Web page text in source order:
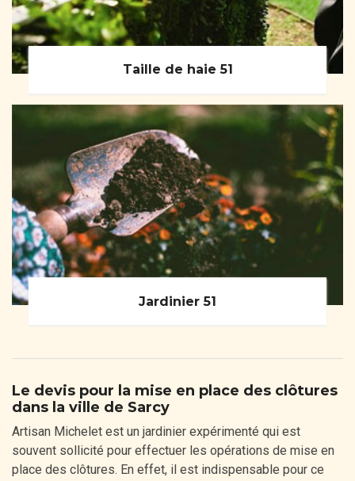
Taille de haie 51
Jardinier 51
Le devis pour la mise en place des clôtures
dans la ville de Sarcy
Artisan Michelet est un jardinier expérimenté qui est
souvent sollicité pour effectuer les opérations de mise en
place des clôtures. En effet, il est indispensable pour ce